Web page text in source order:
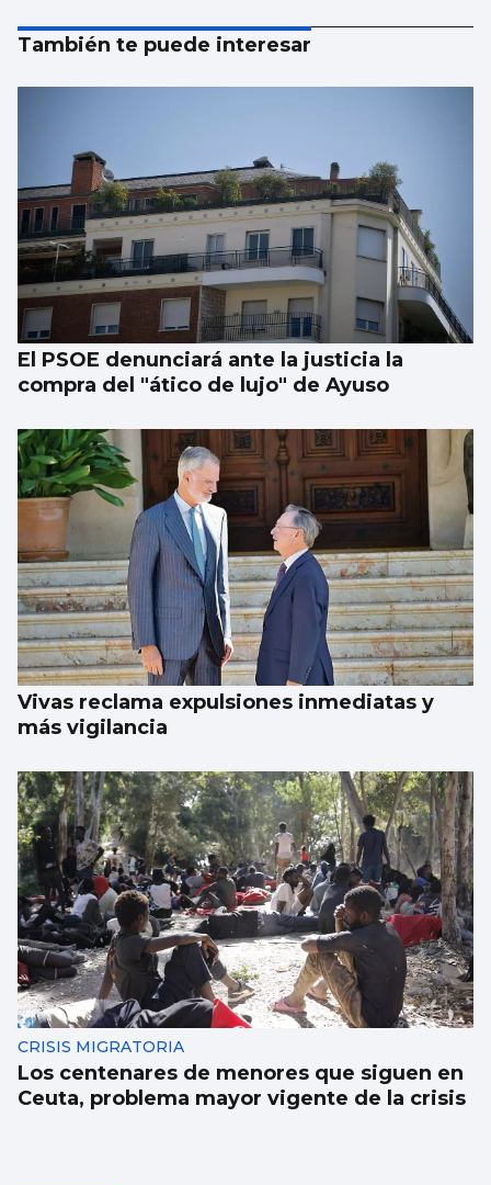
También te puede interesar
El PSOE denunciará ante la justicia la
compra del "ático de lujo" de Ayuso
Vivas reclama expulsiones inmediatas y
más vigilancia
CRISIS MIGRATORIA
Los centenares de menores que siguen en
Ceuta, problema mayor vigente de la crisis